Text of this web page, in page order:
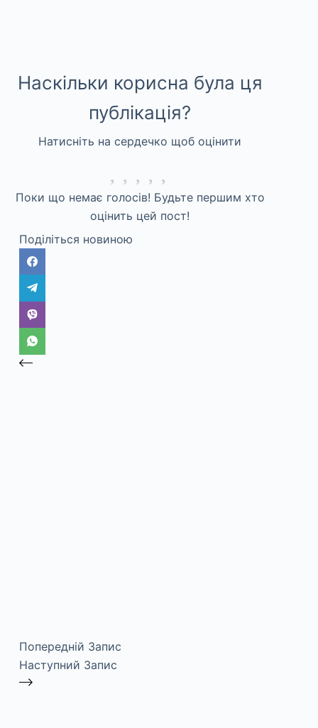
Наскільки корисна була ця
публікація?
Натисніть на сердечко щоб оцінити
Поки що немає голосів! Будьте першим хто
оцінить цей пост!
Поділіться новиною
Попередній Запис
Наступний Запис